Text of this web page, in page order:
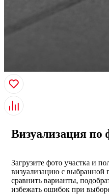
Визуализация по
Загрузите фото участка и
визуализацию с выбранной
сравнить варианты,
избежать ошибок при